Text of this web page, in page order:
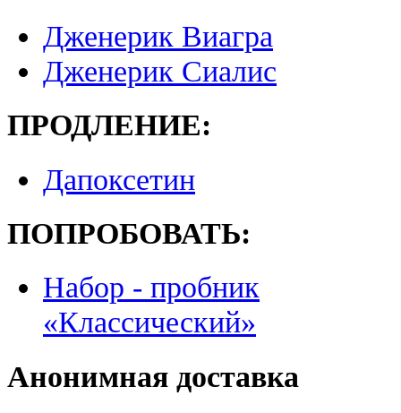
Дженерик Виагра
Дженерик Сиалис
ПРОДЛЕНИЕ:
Дапоксетин
ПОПРОБОВАТЬ:
Набор - пробник
«Классический»
Анонимная доставка